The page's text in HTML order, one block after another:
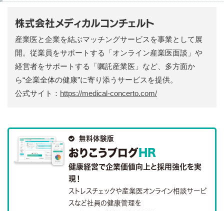
株式会社メディカルコンチェルト
産業医と企業を結ぶマッチングサービスを事業として展
開。従業員をサポートする「オンライン産業医面談」や
経営者をサポートする「嘱託産業医」など、多方面か
ら“企業全体の健康”に寄り添うサービスを提供。
公式サイト： https://medical-concerto.com/
 無料体験版
おりこうブログ HR
健康経営で企業価値向上と採用強化を実
現！
ストレスチェックや産業医オンライン相談サービ
スなど社員の健康管理を